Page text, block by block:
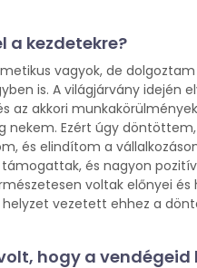
a kezdetekre?
vagyok, de dolgoztam
is. A világjárvány idején
az akkori
nekem. Ezért úgy
és elindítom a
és nagyon pozitív
voltak előnyei és
helyzet vezetett ehhez a
hogy a vendégeid